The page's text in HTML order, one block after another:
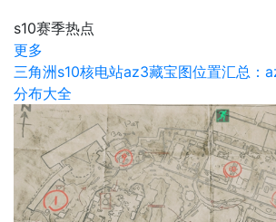
s10赛季热点
更多
三角洲s10核电站az3藏宝图位置汇总：
分布大全